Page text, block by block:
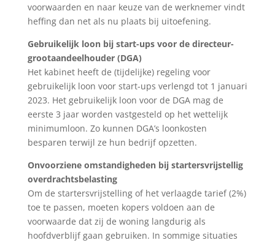
voorwaarden en naar keuze van de werknemer vindt
heffing dan net als nu plaats bij uitoefening.
Gebruikelijk loon bij start-ups voor de directeur-
grootaandeelhouder (DGA)
Het kabinet heeft de (tijdelijke) regeling voor
gebruikelijk loon voor start-ups verlengd tot 1 januari
2023. Het gebruikelijk loon voor de DGA mag de
eerste 3 jaar worden vastgesteld op het wettelijk
minimumloon. Zo kunnen DGA’s loonkosten
besparen terwijl ze hun bedrijf opzetten.
Onvoorziene omstandigheden bij startersvrijstellig
overdrachtsbelasting
Om de startersvrijstelling of het verlaagde tarief (2%)
toe te passen, moeten kopers voldoen aan de
voorwaarde dat zij de woning langdurig als
hoofdverblijf gaan gebruiken. In sommige situaties